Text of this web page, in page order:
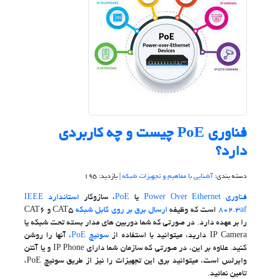
فناوری PoE چیست و چه کاربردی
دارد؟
دسته بندی: آشنایی با مفاهیم و تجهیزات شبکه | بازدید: 195
فناوری Power Over Ethernet یا PoE، سازوکار
استاندارد IEEE
802.3afاست که وظیفه ارسال برق بر روی کابل شبکه
CAT5 و CAT6
را بر عهده دارد. در صورتی که شما دوربین های مدار بسته تحت شبکه یا
IP Camera دارید، می‎توانید با استفاده از
سوئیچ PoE
، آن‎ها را روشن
کنید. علاوه بر این، در صورتی که سازمان شما دارای IP Phone و یا آنتن
وایرلس است، می‎توانید برق این تجهیزات را نیز از طریق سوئیچ PoE،
تامین نمائید.